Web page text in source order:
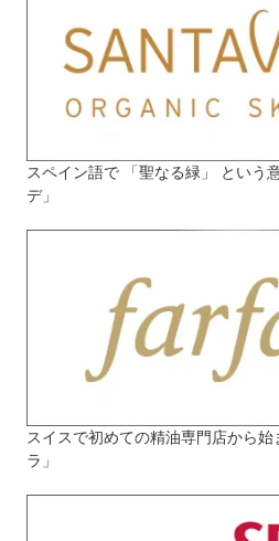
スペイン語で 「聖なる緑」 という
デ」
スイスで初めての精油専門店から
ラ」